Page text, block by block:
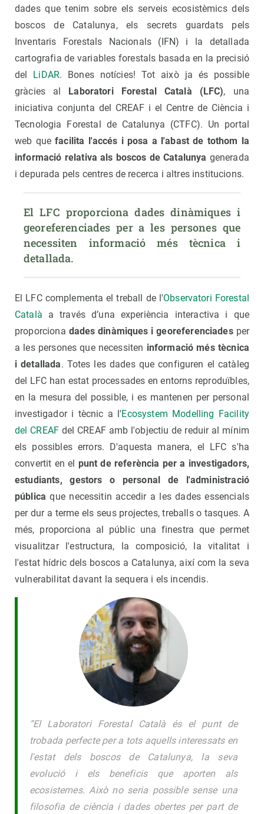
dades que tenim sobre els serveis ecosistèmics dels
boscos de Catalunya, els secrets guardats pels
Inventaris Forestals Nacionals (IFN) i la detallada
cartografia de variables forestals basada en la precisió
del LiDAR. Bones notícies! Tot això ja és possible
gràcies al
Laboratori Forestal Català (LFC), una
iniciativa conjunta del CREAF i el Centre de Ciència i
Tecnologia Forestal de Catalunya (CTFC). Un portal
web quefacilita l'accés i posa a l'abast de tothom la
informació relativa als boscos de Catalunya generada
i depurada pels centres de recerca i altres institucions.
El LFC proporciona dades dinàmiques i
georeferenciades per a les persones que
necessiten informació més tècnica i
detallada.
El LFC complementa el treball de l'Observatori Forestal
Català a través d’una experiència interactiva i que
proporciona dades dinàmiques i georeferenciadesper
a les persones que necessiten informació més tècnica
i detallada. Totes les dades que configuren el catàleg
del LFC han estat processades en entorns reproduïbles,
en la mesura del possible, i es mantenen per personal
investigador i tècnic a l'Ecosystem Modelling Facility
del CREAF del CREAF amb l'objectiu de reduir al mínim
els possibles errors. D'aquesta manera, el LFC s'ha
convertit en el punt de referència per a investigadors,
estudiants, gestors o personal de l'administració
pública que necessitin accedir a les dades essencials
per dur a terme els seus projectes, treballs o tasques. A
més, proporciona al públic una finestra que permet
visualitzar l'estructura, la composició, la vitalitat i
l'estat hídric dels boscos a Catalunya, així com la seva
vulnerabilitat davant la sequera i els incendis.
“El Laboratori Forestal Català és el punt de
trobada perfecte per a tots aquells interessats en
l'estat dels boscos de Catalunya, la seva
evolució i els beneficis que aporten als
ecosistemes. Això no seria possible sense una
filosofia de ciència i dades obertes per part de